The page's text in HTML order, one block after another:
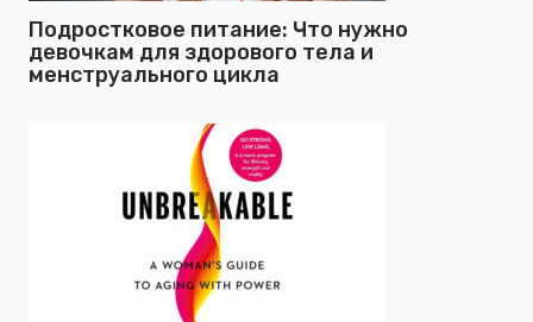
Подростковое питание: Что нужно
девочкам для здорового тела и
менструального цикла